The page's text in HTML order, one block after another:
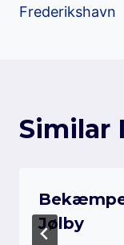
Frederikshavn
Similar
Jølby